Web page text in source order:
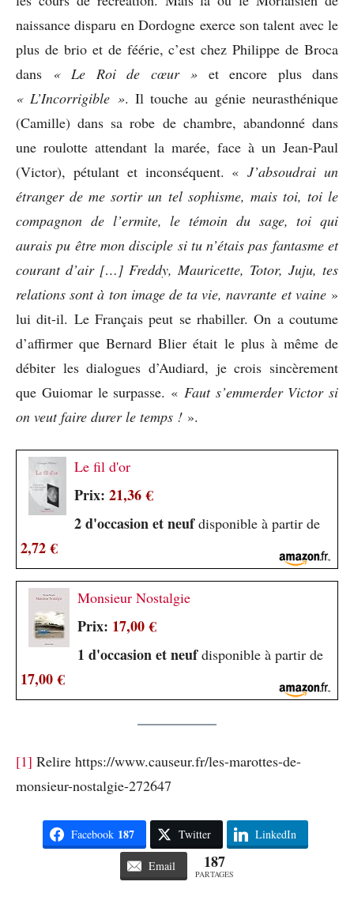
naissance disparu en Dordogne exerce son talent avec le
plus de brio et de féérie, c’est chez Philippe de Broca
dans « Le Roi de cœur » et encore plus dans
« L’Incorrigible ». Il touche au génie neurasthénique
(Camille) dans sa robe de chambre, abandonné dans
une roulotte attendant la marée, face à un Jean-Paul
(Victor), pétulant et inconséquent. «J’absoudrai un
étranger de me sortir un tel sophisme, mais toi, toi le
compagnon de l’ermite, le témoin du sage, toi qui
aurais pu être mon disciple si tu n’étais pas fantasme et
courant d’air […] Freddy, Mauricette, Totor, Juju, tes
relations sont à ton image de ta vie, navrante et vaine»
lui dit-il. Le Français peut se rhabiller. On a coutume
d’affirmer que Bernard Blier était le plus à même de
débiter les dialogues d’Audiard, je crois sincèrement
que Guiomar le surpasse. « Faut s’emmerder Victor si
on veut faire durer le temps ! ».
Le fil d'or
Prix: 21,36 €
2 d'occasion et neufdisponible à partir de
2,72 €
Monsieur Nostalgie
Prix: 17,00 €
1 d'occasion et neufdisponible à partir de
17,00 €
[1] Relire https://www.causeur.fr/les-marottes-de-
monsieur-nostalgie-272647
Facebook 187 Twitter LinkedIn
Email 187
PARTAGES